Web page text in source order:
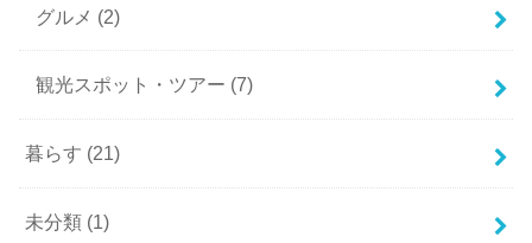
グルメ (2)
観光スポット・ツアー (7)
暮らす (21)
未分類 (1)